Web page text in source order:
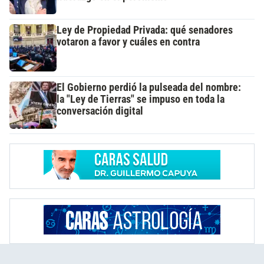
Ley de Propiedad Privada: qué senadores
votaron a favor y cuáles en contra
El Gobierno perdió la pulseada del nombre:
la "Ley de Tierras" se impuso en toda la
conversación digital